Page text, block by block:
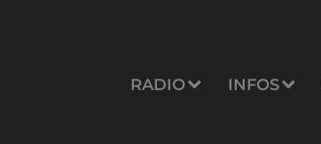
RADIO INFOS